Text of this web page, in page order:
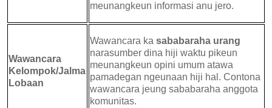
meunangkeun informasi anu jero.
Wawancara
Kelompok/Jalma
Lobaan
Wawancara kasababaraha urang
narasumber dina hiji waktu pikeun
meunangkeun opini umum atawa
pamadegan ngeunaan hiji hal. Contona
wawancara jeung sababaraha anggota
komunitas.